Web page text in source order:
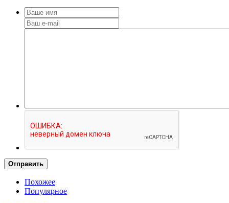
Отправить
Похожее
Популярное